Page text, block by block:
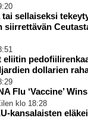
sellaiseksi
siirrettävän
dollarien
Flu ‘Vaccine’
klo 18:28
kansalaisten